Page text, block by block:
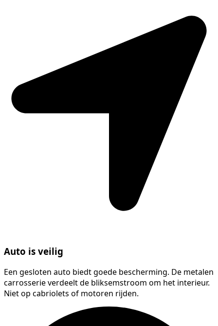
Auto is veilig
Een gesloten auto biedt goede bescherming. De metalen
carrosserie verdeelt de bliksemstroom om het interieur.
Niet op cabriolets of motoren rijden.